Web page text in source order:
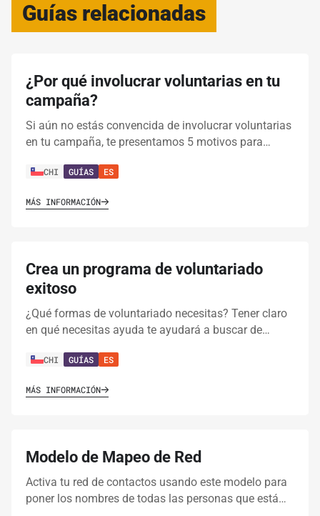
Guías relacionadas
¿Por qué involucrar voluntarias en tu
campaña?
Si aún no estás convencida de involucrar voluntarias
en tu campaña, te presentamos 5 motivos para…
CHI GUÍAS ES
MÁS INFORMACIÓN
Crea un programa de voluntariado
exitoso
¿Qué formas de voluntariado necesitas? Tener claro
en qué necesitas ayuda te ayudará a buscar de…
CHI GUÍAS ES
MÁS INFORMACIÓN
Modelo de Mapeo de Red
Activa tu red de contactos usando este modelo para
poner los nombres de todas las personas que está…